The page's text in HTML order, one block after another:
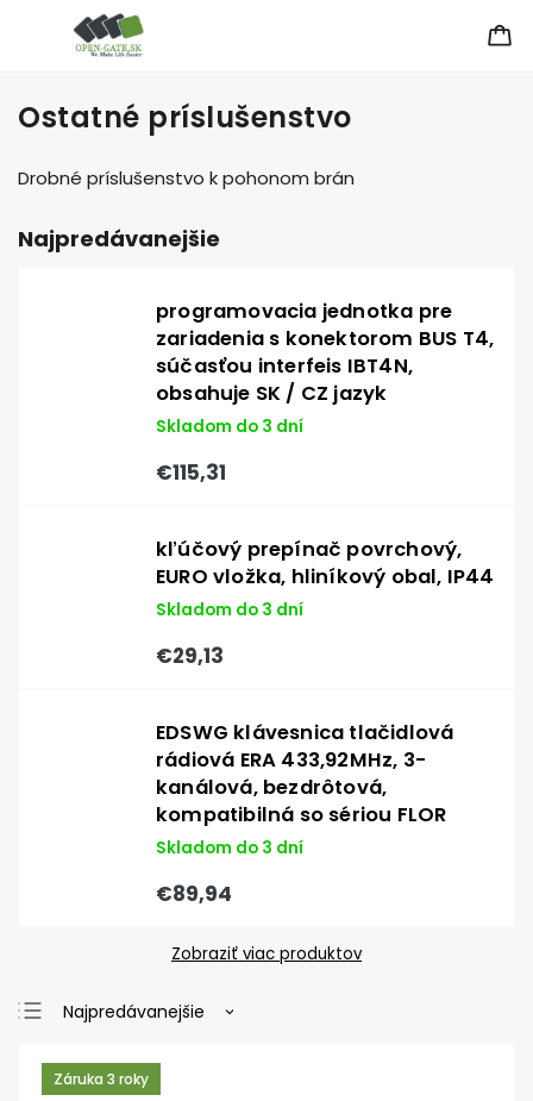
Ostatné príslušenstvo
Drobné príslušenstvo k pohonom brán
Najpredávanejšie
programovacia jednotka pre
zariadenia s konektorom BUS T4,
súčasťou interfeis IBT4N,
obsahuje SK / CZ jazyk
Skladom do 3 dní
€115,31
kľúčový prepínač povrchový,
EURO vložka, hliníkový obal, IP44
Skladom do 3 dní
€29,13
EDSWG klávesnica tlačidlová
rádiová ERA 433,92MHz, 3-
kanálová, bezdrôtová,
kompatibilná so sériou FLOR
Skladom do 3 dní
€89,94
Zobraziť viac produktov
Najpredávanejšie
Najdrahšie
Záruka 3 roky